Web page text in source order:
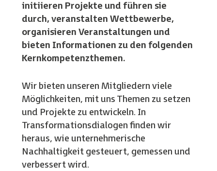
initiieren Projekte und führen sie
durch, veranstalten Wettbewerbe,
organisieren Veranstaltungen und
bieten Informationen zu den folgenden
Kernkompetenzthemen.
Wir bieten unseren Mitgliedern viele
Möglichkeiten, mit uns Themen zu setzen
und Projekte zu entwickeln. In
Transformationsdialogen finden wir
heraus, wie unternehmerische
Nachhaltigkeit gesteuert, gemessen und
verbessert wird.